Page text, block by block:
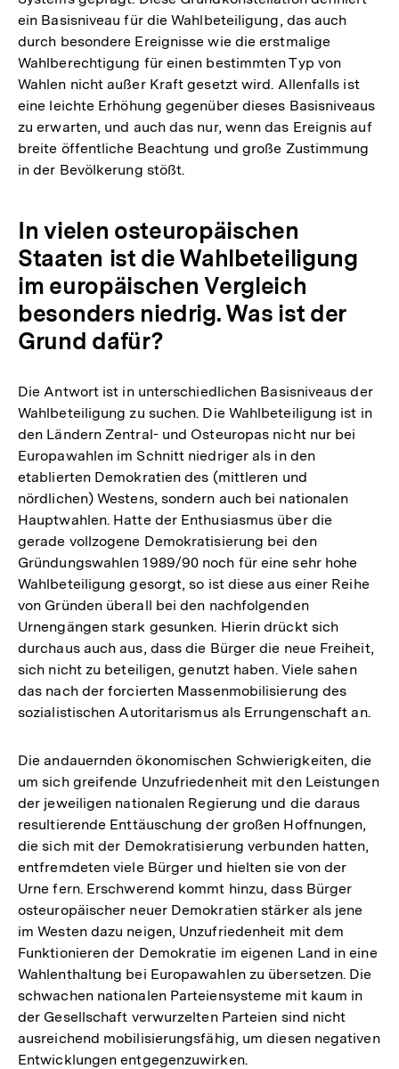
ein Basisniveau für die Wahlbeteiligung, das auch
durch besondere Ereignisse wie die erstmalige
Wahlberechtigung für einen bestimmten Typ von
Wahlen nicht außer Kraft gesetzt wird. Allenfalls ist
eine leichte Erhöhung gegenüber dieses Basisniveaus
zu erwarten, und auch das nur, wenn das Ereignis auf
breite öffentliche Beachtung und große Zustimmung
in der Bevölkerung stößt.
In vielen osteuropäischen
Staaten ist die Wahlbeteiligung
im europäischen Vergleich
besonders niedrig. Was ist der
Grund dafür?
Die Antwort ist in unterschiedlichen Basisniveaus der
Wahlbeteiligung zu suchen. Die Wahlbeteiligung ist in
den Ländern Zentral- und Osteuropas nicht nur bei
Europawahlen im Schnitt niedriger als in den
etablierten Demokratien des (mittleren und
nördlichen) Westens, sondern auch bei nationalen
Hauptwahlen. Hatte der Enthusiasmus über die
gerade vollzogene Demokratisierung bei den
Gründungswahlen 1989/90 noch für eine sehr hohe
Wahlbeteiligung gesorgt, so ist diese aus einer Reihe
von Gründen überall bei den nachfolgenden
Urnengängen stark gesunken. Hierin drückt sich
durchaus auch aus, dass die Bürger die neue Freiheit,
sich nicht zu beteiligen, genutzt haben. Viele sahen
das nach der forcierten Massenmobilisierung des
sozialistischen Autoritarismus als Errungenschaft an.
Die andauernden ökonomischen Schwierigkeiten, die
um sich greifende Unzufriedenheit mit den Leistungen
der jeweiligen nationalen Regierung und die daraus
resultierende Enttäuschung der großen Hoffnungen,
die sich mit der Demokratisierung verbunden hatten,
entfremdeten viele Bürger und hielten sie von der
Urne fern. Erschwerend kommt hinzu, dass Bürger
osteuropäischer neuer Demokratien stärker als jene
im Westen dazu neigen, Unzufriedenheit mit dem
Funktionieren der Demokratie im eigenen Land in eine
Wahlenthaltung bei Europawahlen zu übersetzen. Die
schwachen nationalen Parteiensysteme mit kaum in
der Gesellschaft verwurzelten Parteien sind nicht
ausreichend mobilisierungsfähig, um diesen negativen
Entwicklungen entgegenzuwirken.